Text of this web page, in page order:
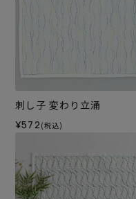
刺し子 変わり立涌
¥572 (税込)